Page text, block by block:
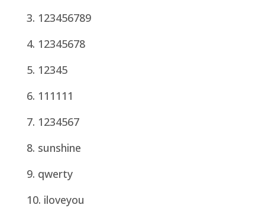
123456789
12345678
12345
111111
1234567
sunshine
qwerty
iloveyou